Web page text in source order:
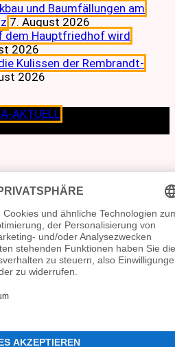
und Baumfällungen am
7. August 2026
dem Hauptfriedhof wird
2026
Kulissen der Rembrandt-
2026
AKTUELL